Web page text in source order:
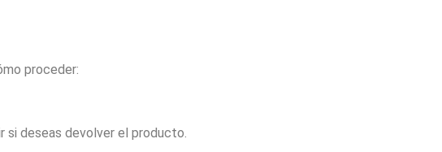
proceder:
si deseas devolver el producto.